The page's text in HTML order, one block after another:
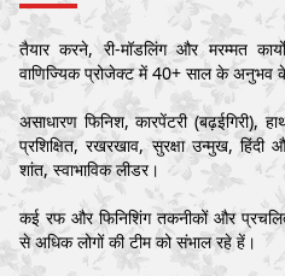
तैयार करने, री-मॉडलिंग और मरम्मत
वाणिज्यिक प्रोजेक्ट में 40+ साल के अनुभव
असाधारण फिनिश, कारपेंटरी
प्रशिक्षित, रखरखाव, सुरक्षा उन्मुख, हिंदी
शांत, स्वाभाविक लीडर।
कई रफ और फिनिशिंग तकनीकों और
से अधिक लोगों की टीम को संभाल रहे हें।